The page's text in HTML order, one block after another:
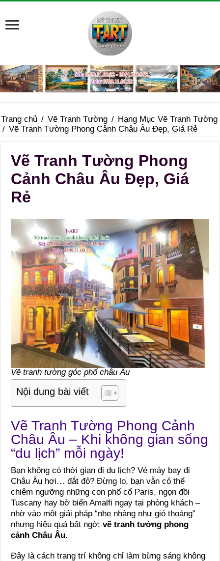
Trang chủ / Vẽ Tranh Tường / Hạng Mục Vẽ Tranh Tường
/ Vẽ Tranh Tường Phong Cảnh Châu Âu Đẹp, Giá Rẻ
Vẽ Tranh Tường Phong
Cảnh Châu Âu Đẹp, Giá
Rẻ
Vẽ tranh tường góc phố châu Âu
Nội dung bài viết
Vẽ Tranh Tường Phong Cảnh
Châu Âu – Khi không gian sống
“du lịch” mỗi ngày!
Bạn không có thời gian đi du lịch? Vé máy bay đi
Châu Âu hơi… đắt đỏ? Đừng lo, bạn vẫn có thể
chiêm ngưỡng những con phố cổ Paris, ngọn đồi
Tuscany hay bờ biển Amalfi ngay tại phòng khách –
nhờ vào một giải pháp “nhẹ nhàng như gió thoảng”
nhưng hiệu quả bất ngờ:vẽ tranh tường phong
cảnh Châu Âu.
Đây là cách trang trí không chỉ làm bừng sáng không